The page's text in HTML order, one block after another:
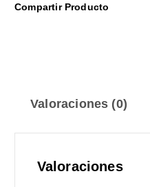
Compartir Producto
Valoraciones (0)
Valoraciones